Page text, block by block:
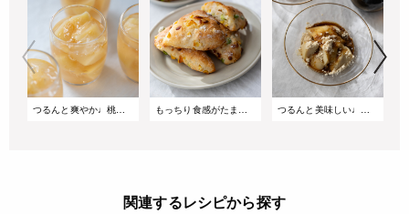
つるんと爽やか♩桃とカモミールのゼリー もっちり食感がたまらない♩枝豆とコーンの切りっぱなしパン つるんと美味しい♩黒豆茶ときなこの豆乳プリン
関連するレシピから探す